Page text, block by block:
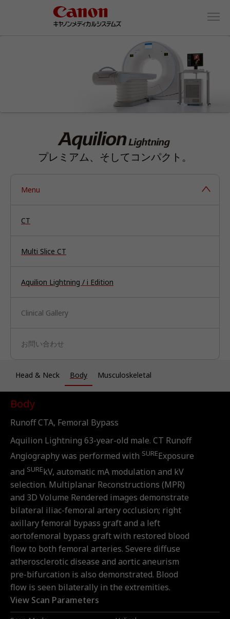
プレミアム、そしてコンパクト。
Menu
CT
Multi Slice CT
Aquilion Lightning / i Edition
Clinical Gallery
お問い合わせ
Head & Neck Body Musculoskeletal
Body
Runoff CTA, Femoral Bypass
Aquilion Lightning 63-year-old male. CT Runoff
Angiography was performed with SUREExposure
and SUREkV, automatic mA modulation and kV
selection. Multiplanar Reconstructions (MPR)
and 3D Volume Rendered images demonstrate
bilateral iliac-femoral artery occlusion; right
axillary femoral bypass graft and a left
aortofemoral bypass graft with restored blood
flow to both femoral arteries. Severe diffuse
atherosclerotic disease and aortic aneurism
pre-bifurcation is also demonstrated. Blood
flow is seen bilaterally in the extremities.
View Scan Parameters